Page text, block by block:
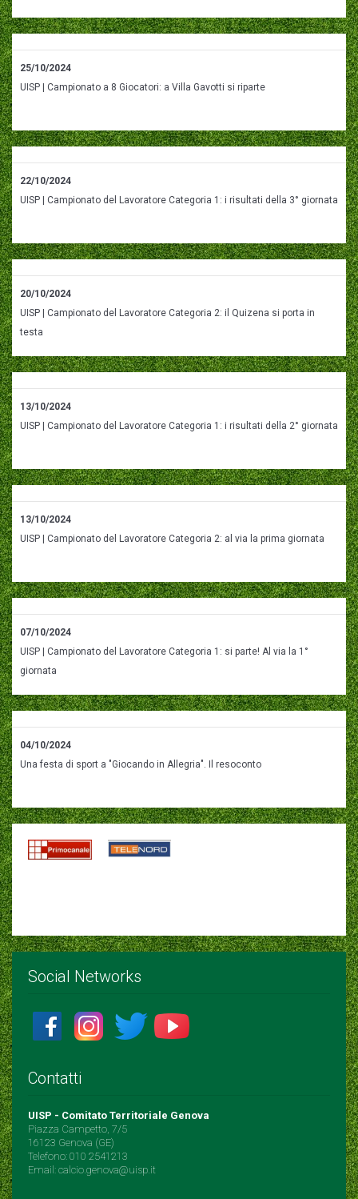
25/10/2024
UISP | Campionato a 8 Giocatori: a Villa Gavotti si riparte
22/10/2024
UISP | Campionato del Lavoratore Categoria 1: i risultati della 3° giornata
20/10/2024
UISP | Campionato del Lavoratore Categoria 2: il Quizena si porta in
testa
13/10/2024
UISP | Campionato del Lavoratore Categoria 1: i risultati della 2° giornata
13/10/2024
UISP | Campionato del Lavoratore Categoria 2: al via la prima giornata
07/10/2024
UISP | Campionato del Lavoratore Categoria 1: si parte! Al via la 1°
giornata
04/10/2024
Una festa di sport a "Giocando in Allegria". Il resoconto
Social Networks
Contatti
UISP - Comitato Territoriale Genova
Piazza Campetto, 7/5
16123 Genova (GE)
Telefono: 010 2541213
Email: calcio.genova@uisp.it